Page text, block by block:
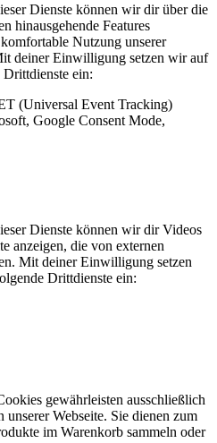
Dienste können wir dir über die
hinausgehende Features
Nutzung unserer
deiner Einwilligung setzen wir auf
Drittdienste ein:
(Universal Event Tracking)
Google Consent Mode,
Dienste können wir dir Videos
anzeigen, die von externen
Mit deiner Einwilligung setzen
Drittdienste ein:
gewährleisten ausschließlich
unserer Webseite. Sie dienen zum
im Warenkorb sammeln oder